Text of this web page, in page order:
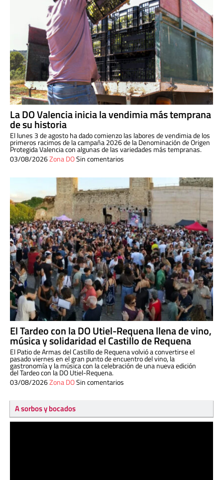
La DO Valencia inicia la vendimia más temprana
de su historia
El lunes 3 de agosto ha dado comienzo las labores de vendimia de los
primeros racimos de la campaña 2026 de la Denominación de Origen
Protegida Valencia con algunas de las variedades más tempranas.
03/08/2026Zona DOSin comentarios
El Tardeo con la DO Utiel-Requena llena de vino,
música y solidaridad el Castillo de Requena
El Patio de Armas del Castillo de Requena volvió a convertirse el
pasado viernes en el gran punto de encuentro del vino, la
gastronomía y la música con la celebración de una nueva edición
del Tardeo con la DO Utiel-Requena.
03/08/2026Zona DOSin comentarios
A sorbos y bocados